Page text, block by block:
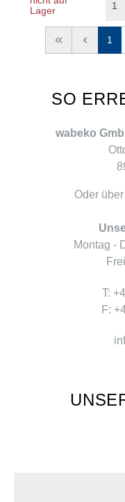
Lager
<< < 1
SO
wabeko
Oder
Montag -
T:
F: